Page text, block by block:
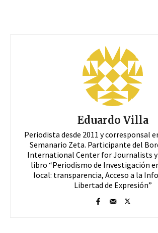
Eduardo Villa
Periodista desde 2011 y corresponsal
Semanario Zeta. Participante del
International Center for Journalists
libro “Periodismo de Investigación
local: transparencia, Acceso a la
Libertad de Expresión”